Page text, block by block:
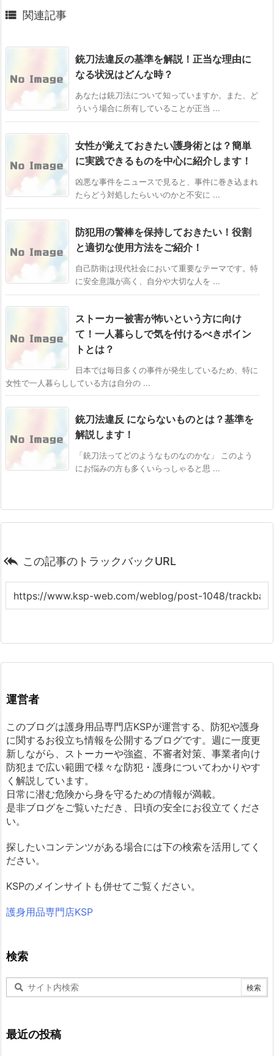
 関連記事
銃刀法違反の基準を解説！正当な理由に
なる状況はどんな時？
あなたは銃刀法について知っていますか。また、ど
ういう場合に所有していることが正当 ...
女性が覚えておきたい護身術とは？簡単
に実践できるものを中心に紹介します！
凶悪な事件をニュースで見ると、事件に巻き込まれ
たらどう対処したらいいのかと不安に ...
防犯用の警棒を保持しておきたい！役割
と適切な使用方法をご紹介！
自己防衛は現代社会において重要なテーマです。特
に安全意識が高く、自分や大切な人を ...
ストーカー被害が怖いという方に向け
て！一人暮らしで気を付けるべきポイン
トとは？
日本では毎日多くの事件が発生しているため、特に
女性で一人暮らししている方は自分の ...
銃刀法違反 にならないものとは？基準を
解説します！
「銃刀法ってどのようなものなのかな」 このよう
にお悩みの方も多くいらっしゃると思 ...
 この記事のトラックバックURL
運営者
このブログは護身用品専門店KSPが運営する、防犯や護身
に関するお役立ち情報を公開するブログです。週に一度更
新しながら、ストーカーや強盗、不審者対策、事業者向け
防犯まで広い範囲で様々な防犯・護身についてわかりやす
く解説しています。
日常に潜む危険から身を守るための情報が満載。
是非ブログをご覧いただき、日頃の安全にお役立てくださ
い。
探したいコンテンツがある場合には下の検索を活用してく
ださい。
KSPのメインサイトも併せてご覧ください。
護身用品専門店KSP
検索
最近の投稿